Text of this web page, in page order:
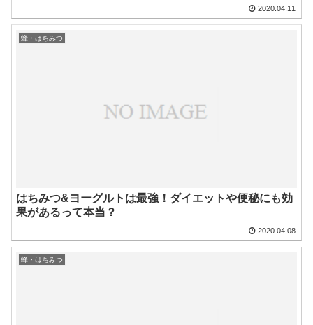
2020.04.11
蜂・はちみつ
はちみつ&ヨーグルトは最強！ダイエットや便秘にも効
果があるって本当？
2020.04.08
蜂・はちみつ